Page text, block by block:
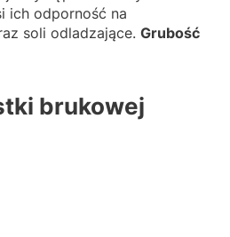
ich odporność na
soli odladzające. Grubość
brukowej